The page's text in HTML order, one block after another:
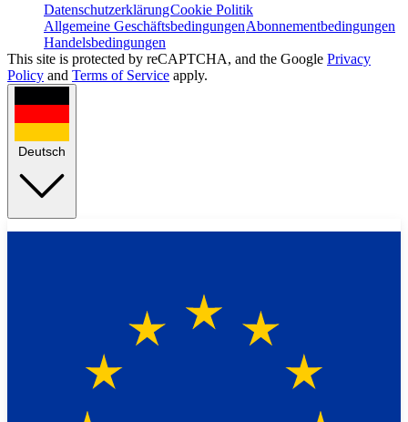
DatenschutzerklärungCookie Politik
Allgemeine GeschäftsbedingungenAbonnementbedingungen
Handelsbedingungen
This site is protected by reCAPTCHA, and the Google Privacy
Policy and Terms of Service apply.
Deutsch